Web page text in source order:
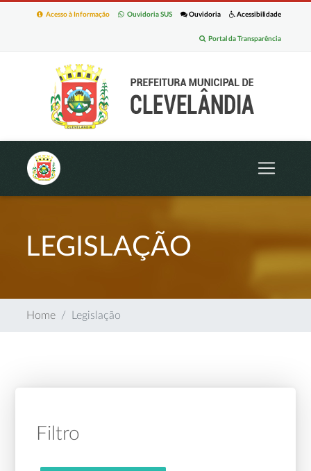
Acessibilidade
Ouvidoria
Ouvidoria SUS
Acesso à Informação
Portal da Transparência
LEGISLAÇÃO
Home Legislação
Filtro